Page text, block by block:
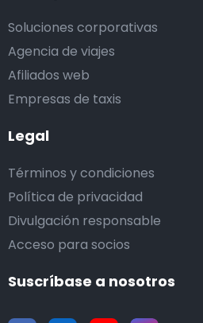
Soluciones corporativas
Agencia de viajes
Afiliados web
Empresas de taxis
Legal
Términos y condiciones
Política de privacidad
Divulgación responsable
Acceso para socios
Suscríbase a nosotros